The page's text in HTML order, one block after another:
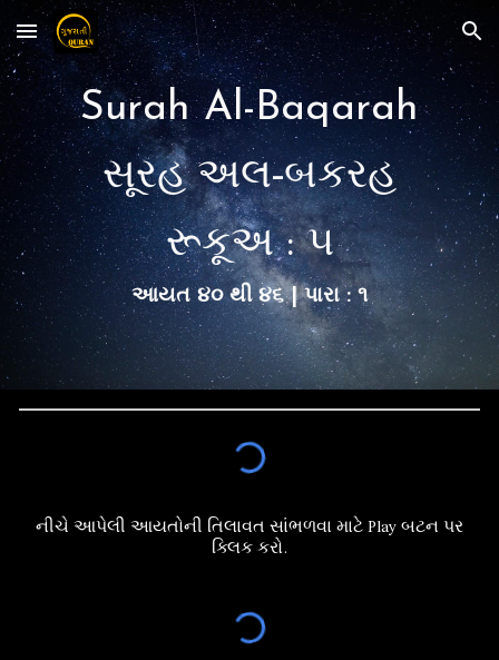
Skip to main content Skip to navigation
Surah Al-Baqarah
સૂરહ અલ-બકરહ
રૂકૂઅ :૫
આયત ૪૦ થી ૪૬| પારા : ૧
નીચે આપેલી આયતોની તિલાવત સાંભળવા માટે Play બટન પર
ક્લિક કરો.